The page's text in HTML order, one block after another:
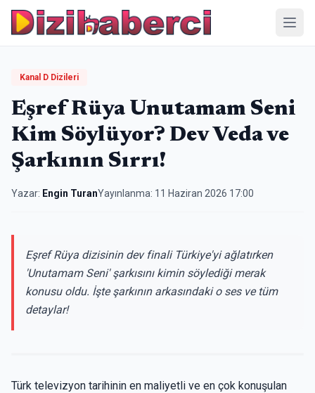
Kanal D Dizileri
Eşref Rüya Unutamam Seni
Kim Söylüyor? Dev Veda ve
Şarkının Sırrı!
Yazar: Engin TuranYayınlanma: 11 Haziran 2026 17:00
Eşref Rüya dizisinin dev finali Türkiye'yi ağlatırken
'Unutamam Seni' şarkısını kimin söylediği merak
konusu oldu. İşte şarkının arkasındaki o ses ve tüm
detaylar!
Türk televizyon tarihinin en maliyetli ve en çok konuşulan